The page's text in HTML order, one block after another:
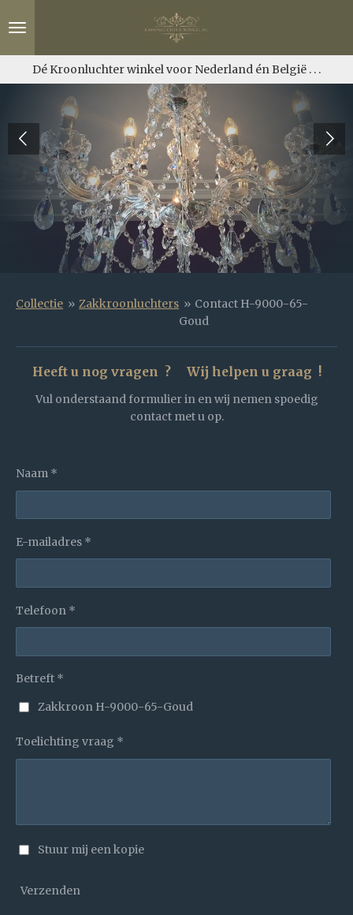
direct
hoofdinhoud
Dé Kroonluchter winkel voor Nederland én België . . .
Collectie » Zakkroonluchters » Contact H-9000-65-
Goud
Heeft u nog vragen ? Wij helpen u graag !
Vul onderstaand formulier in en wij nemen spoedig
contact met u op.
Naam *
E-mailadres *
Telefoon *
Betreft *
Zakkroon H-9000-65-Goud
Toelichting vraag *
Stuur mij een kopie
Verzenden